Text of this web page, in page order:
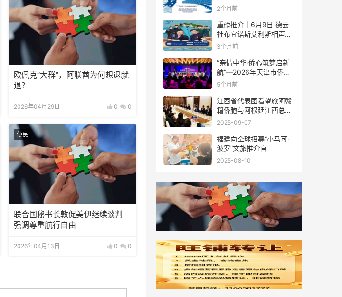
欧佩克“大群”，阿联酋为何想退就
退？
2026年04月29日 0 0
便民
联合国秘书长敦促美伊继续谈判
强调尊重航行自由
2026年04月13日 0 0
2个月前
重磅推介｜6月9日 德云
社布宜诺斯艾利斯相声专
场！国风曲艺邂逅南美风
结！
3个月前
“亲情中华·侨心筑梦启新
航”—2026年天津市侨界
新春联谊活动成功举办
5个月前
江西省代表团看望旅阿赣
籍侨胞与阿根廷江西总商
会座谈
2025-09-07
福建向全球招募“小马可·
波罗”文旅推介官
2025-08-10